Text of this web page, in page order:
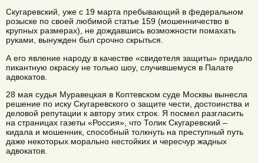
Скугаревский, уже с 19 марта пребывающий в федеральном
розыске по своей любимой статье 159 (мошенничество в
крупных размерах), не дождавшись возможности помахать
руками, вынужден был срочно скрыться.
А его явление народу в качестве «свидетеля защиты» придало
пикантную окраску не только шоу, случившемуся в Палате
адвокатов.
28 мая судья Муравецкая в Коптевском суде Москвы вынесла
решение по иску Скугаревского о защите чести, достоинства и
деловой репутации к автору этих строк. Я посмел разгласить
на страницах газеты «Россия», что Толик Скугаревский –
кидала и мошенник, способный толкнуть на преступный путь
даже некоторых морально нестойких и чересчур жадных
адвокатов.